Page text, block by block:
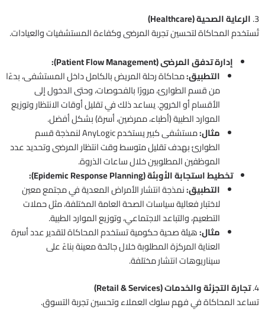
3. الرعاية الصحية (Healthcare)
تُستخدم المحاكاة لتحسين تجربة المرضى وكفاءة المستشفيات والعيادات.
إدارة تدفق المرضى (Patient Flow Management):
التطبيق:محاكاة رحلة المريض بالكامل داخل المستشفى، بدءًا
من قسم الطوارئ، مرورًا بالفحوصات، وحتى الدخول إلى
الأقسام أو الخروج. يساعد ذلك في تقليل أوقات الانتظار وتوزيع
الموارد الطبية (أطباء، ممرضين، أسرة) بشكل أفضل.
مثال:
مستشفى كبير يستخدم AnyLogic لنمذجة قسم
الطوارئ بهدف تقليل متوسط وقت انتظار المرضى وتحديد عدد
الموظفين المطلوبين خلال ساعات الذروة.
تخطيط استجابة الأوبئة (Epidemic Response Planning):
التطبيق:نمذجة انتشار الأمراض المعدية في مجتمع معين
لاختبار فعالية سياسات الصحة العامة المختلفة، مثل حملات
التطعيم، والتباعد الاجتماعي، وتوزيع الموارد الطبية.
مثال:هيئة صحية حكومية تستخدم المحاكاة لتقدير عدد أسرة
العناية المركزة المطلوبة خلال جائحة معينة بناءً على
سيناريوهات انتشار مختلفة.
4. تجارة التجزئة والخدمات (Retail & Services)
تساعد المحاكاة في فهم سلوك العملاء وتحسين تجربة التسوق.